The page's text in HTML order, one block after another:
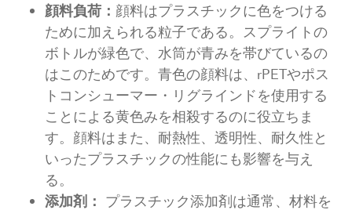
顔料負荷： 顔料はプラスチックに色をつける
ために加えられる粒子である。スプライトの
ボトルが緑色で、水筒が青みを帯びているの
はこのためです。青色の顔料は、rPETやポス
トコンシューマー・リグラインドを使用する
ことによる黄色みを相殺するのに役立ちま
す。顔料はまた、耐熱性、透明性、耐久性と
いったプラスチックの性能にも影響を与え
る。
添加剤： プラスチック添加剤は通常、材料を